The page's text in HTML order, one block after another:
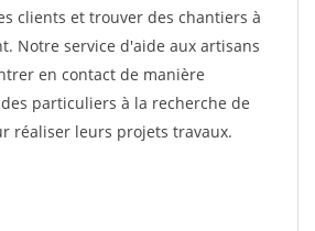
clients et trouver des chantiers à
Notre service d'aide aux artisans
en contact de manière
particuliers à la recherche de
réaliser leurs projets travaux.